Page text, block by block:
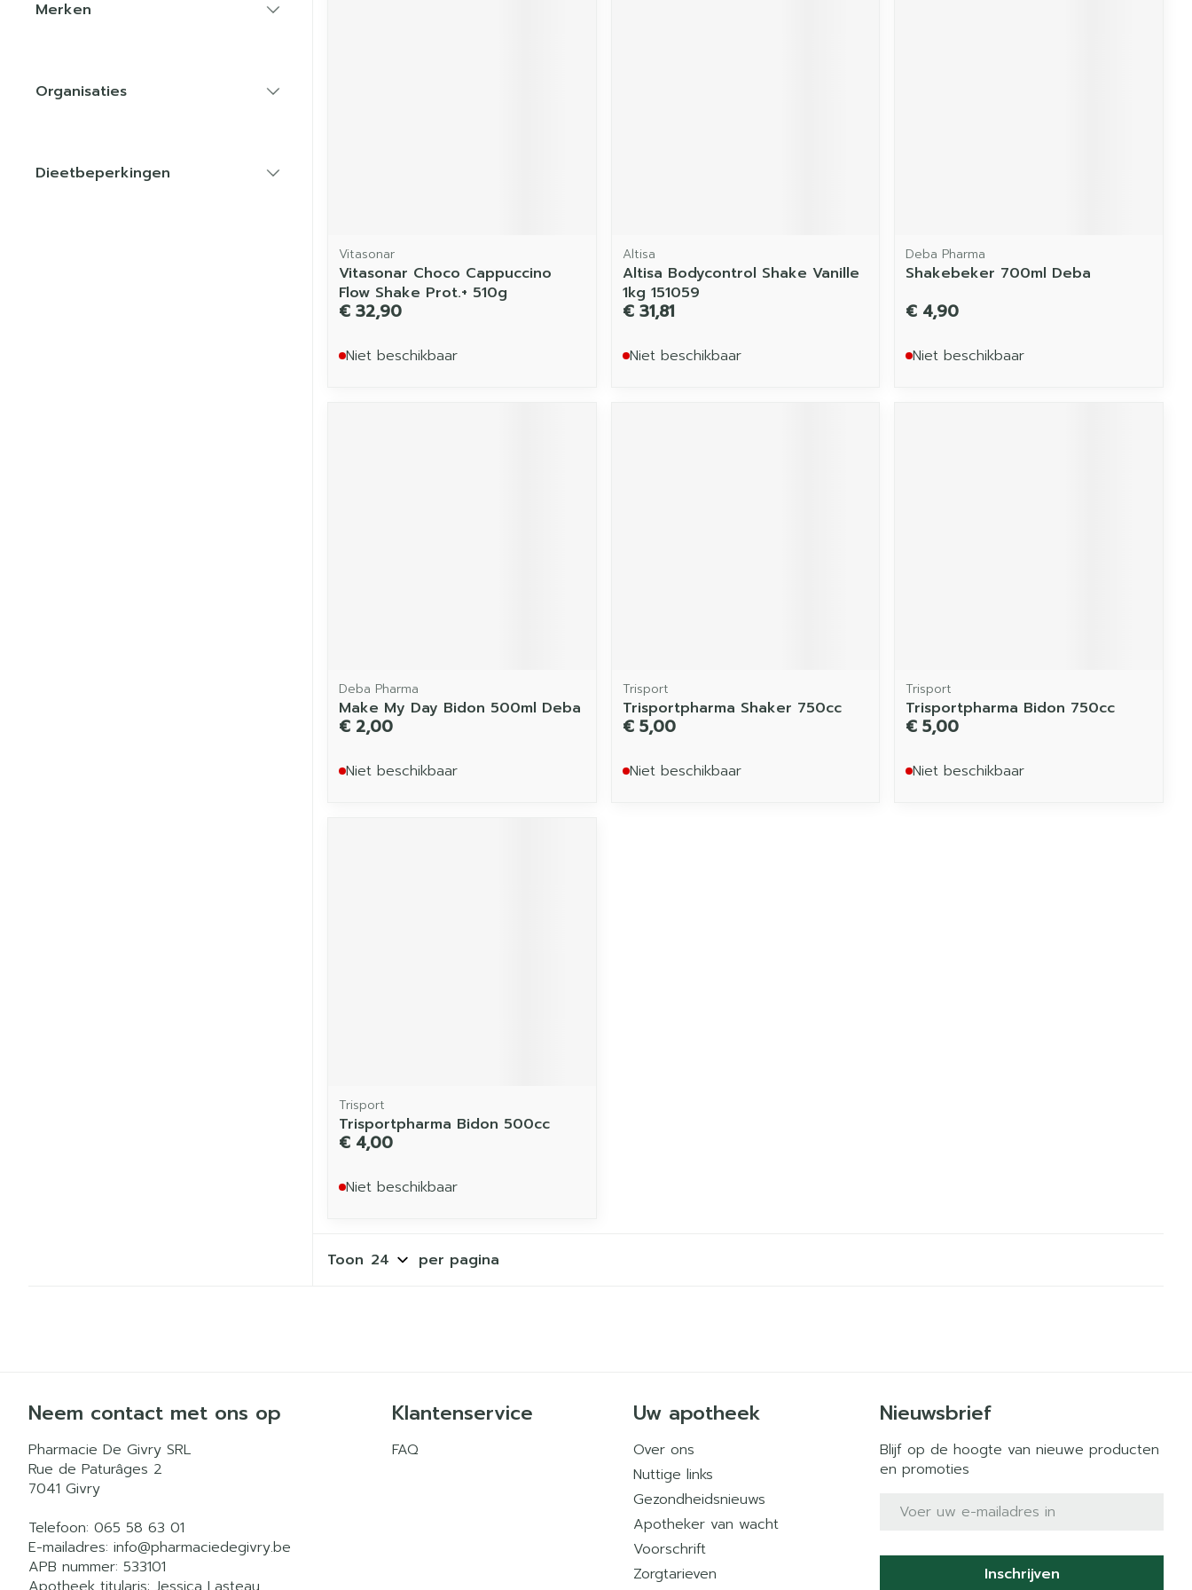
Merken
Organisaties
Dieetbeperkingen
Vitasonar
Vitasonar Choco Cappuccino
Flow Shake Prot.+ 510g
€ 32,90
Niet beschikbaar
Altisa
Altisa Bodycontrol Shake Vanille
1kg 151059
€ 31,81
Niet beschikbaar
Deba Pharma
Shakebeker 700ml Deba
€ 4,90
Niet beschikbaar
Deba Pharma
Make My Day Bidon 500ml Deba
€ 2,00
Niet beschikbaar
Trisport
Trisportpharma Shaker 750cc
€ 5,00
Niet beschikbaar
Trisport
Trisportpharma Bidon 750cc
€ 5,00
Niet beschikbaar
Trisport
Trisportpharma Bidon 500cc
€ 4,00
Niet beschikbaar
Toon per pagina
Neem contact met ons op
Pharmacie De Givry SRL
Rue de Paturâges 2
7041 Givry
Telefoon: 065 58 63 01
E-mailadres: info@pharmaciedegivry.be
APB nummer: 533101
Klantenservice
FAQ
Uw apotheek
Over ons
Nuttige links
Gezondheidsnieuws
Apotheker van wacht
Voorschrift
Zorgtarieven
Nieuwsbrief
Blijf op de hoogte van nieuwe producten
en promoties
E-mail adres
Inschrijven